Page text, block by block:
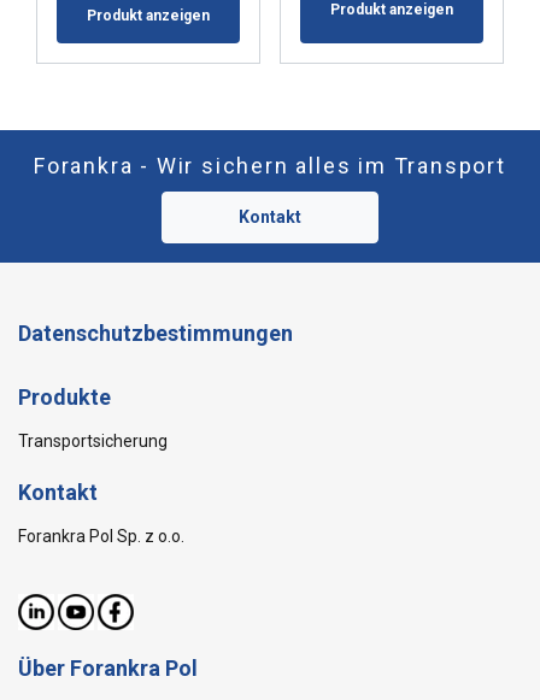
Produkt anzeigen Produkt anzeigen
Forankra - Wir sichern alles im Transport
Kontakt
Datenschutzbestimmungen
Produkte
Transportsicherung
Kontakt
Forankra Pol Sp. z o.o.
Über Forankra Pol